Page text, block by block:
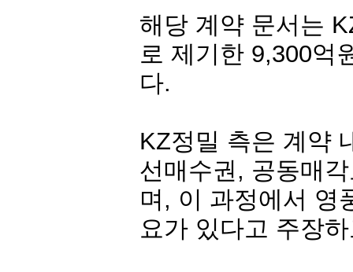
해당 계약 문서는
로 제기한 9,300억
다.
KZ정밀 측은 계약
선매수권, 공동매
며, 이 과정에서 영
요가 있다고 주장